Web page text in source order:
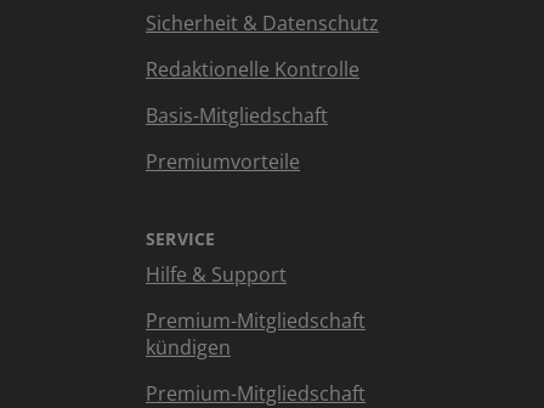
Sicherheit & Datenschutz
Redaktionelle Kontrolle
Basis-Mitgliedschaft
Premiumvorteile
SERVICE
Hilfe & Support
Premium-Mitgliedschaft
kündigen
Premium-Mitgliedschaft